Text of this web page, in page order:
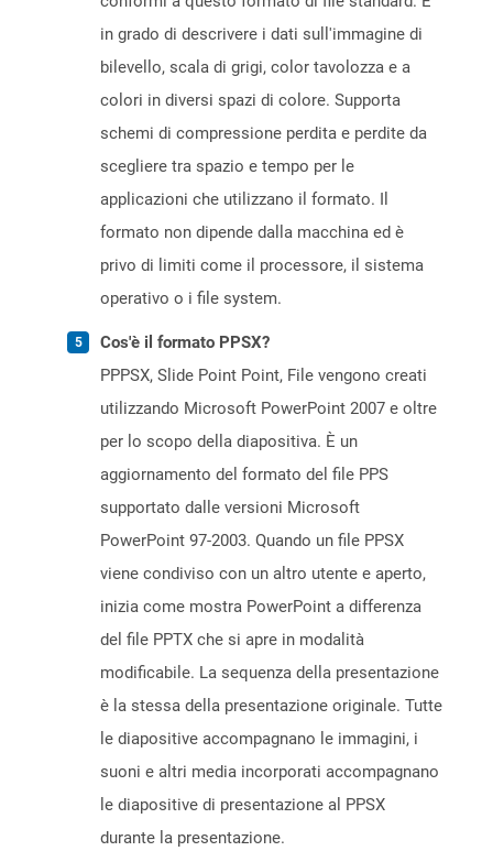
in grado di descrivere i dati sull'immagine di
bilevello, scala di grigi, color tavolozza e a
colori in diversi spazi di colore. Supporta
schemi di compressione perdita e perdite da
scegliere tra spazio e tempo per le
applicazioni che utilizzano il formato. Il
formato non dipende dalla macchina ed è
privo di limiti come il processore, il sistema
operativo o i file system.
Cos'è il formato PPSX?
PPPSX, Slide Point Point, File vengono creati
utilizzando Microsoft PowerPoint 2007 e oltre
per lo scopo della diapositiva. È un
aggiornamento del formato del file PPS
supportato dalle versioni Microsoft
PowerPoint 97-2003. Quando un file PPSX
viene condiviso con un altro utente e aperto,
inizia come mostra PowerPoint a differenza
del file PPTX che si apre in modalità
modificabile. La sequenza della presentazione
è la stessa della presentazione originale. Tutte
le diapositive accompagnano le immagini, i
suoni e altri media incorporati accompagnano
le diapositive di presentazione al PPSX
durante la presentazione.